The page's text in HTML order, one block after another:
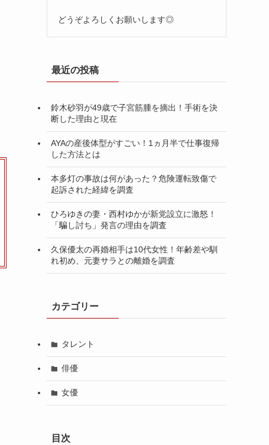
どうぞよろしくお願いします◎
最近の投稿
鈴木砂羽が49歳で子宮筋腫を摘出！手術を決
断した理由と現在
AYAの産後体型がすごい！1ヵ月半で仕事復帰
した方法とは
本多灯の事故は何があった？危険運転致傷で
起訴された経緯を調査
ひろゆきの妻・西村ゆかが新党設立に激怒！
「騙し討ち」発言の理由を調査
久保優太の再婚相手は10代女性！年齢差や馴
れ初め、元妻サラとの離婚を調査
カテゴリー
タレント
俳優
女優
目次